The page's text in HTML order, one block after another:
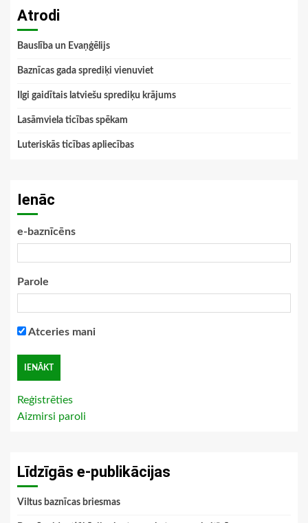
Atrodi
Bauslība un Evaņģēlijs
Baznīcas gada sprediķi vienuviet
Ilgi gaidītais latviešu sprediķu krājums
Lasāmviela ticības spēkam
Luteriskās ticības apliecības
Ienāc
e-baznīcēns
Parole
Atceries mani
Reģistrēties
Aizmirsi paroli
Līdzīgās e-publikācijas
Viltus baznīcas briesmas